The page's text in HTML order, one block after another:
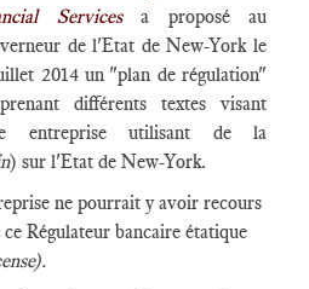
Services
a proposé au
de l'Etat de New-York le
2014 un "plan de régulation"
différents textes visant
entreprise utilisant de la
) sur l'Etat de New-York.
ne pourrait y avoir recours
Régulateur bancaire étatique